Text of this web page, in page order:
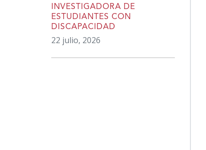
INVESTIGADORA DE
ESTUDIANTES CON
DISCAPACIDAD
22 julio, 2026